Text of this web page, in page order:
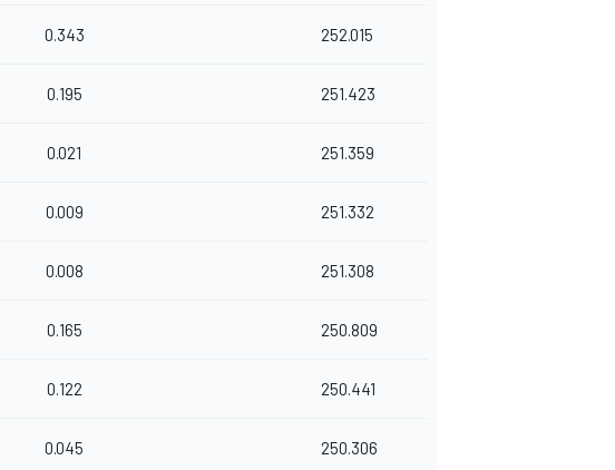
0.343 252.015
0.195 251.423
0.021 251.359
0.009 251.332
0.008 251.308
0.165 250.809
0.122 250.441
0.045 250.306